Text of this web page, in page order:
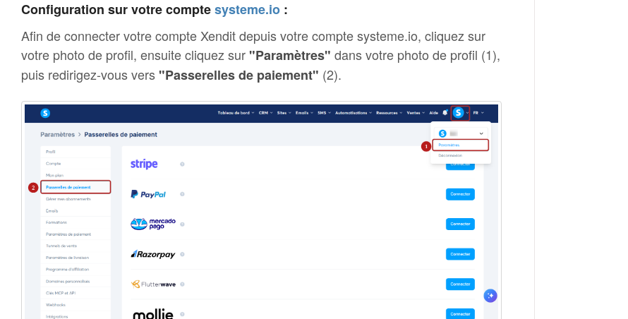
Configuration sur votre comptesysteme.io:
Afin de connecter votre compte Xendit depuis votre compte systeme.io, cliquez sur
votre photo de profil, ensuite cliquez sur"Paramètres" dans votre photo de profil (1),
puis redirigez-vous vers"Passerelles de paiement" (2).